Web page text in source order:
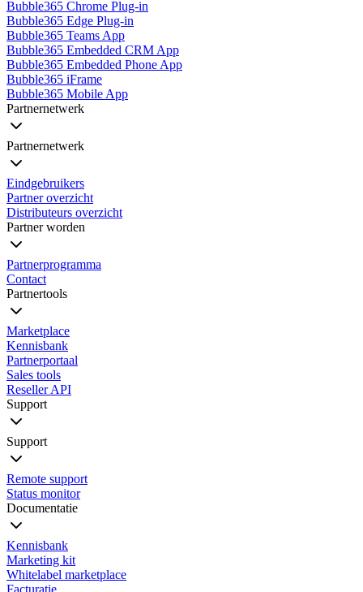
Bubble365 Chrome Plug-in
Bubble365 Edge Plug-in
Bubble365 Teams App
Bubble365 Embedded CRM App
Bubble365 Embedded Phone App
Bubble365 iFrame
Bubble365 Mobile App
Partnernetwerk
Partnernetwerk
Eindgebruikers
Partner overzicht
Distributeurs overzicht
Partner worden
Partnerprogramma
Contact
Partnertools
Marketplace
Kennisbank
Partnerportaal
Sales tools
Reseller API
Support
Support
Remote support
Status monitor
Documentatie
Kennisbank
Marketing kit
Whitelabel marketplace
Facturatie